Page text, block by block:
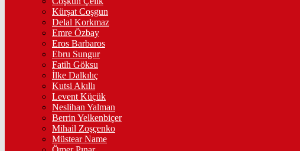
Kürşat Coşgun
Delal Korkmaz
Emre Özbay
Eros Barbaros
Ebru Sungur
Fatih Göksu
İlke Dalkılıç
Kutsi Akıllı
Levent Küçük
Neslihan Yalman
Berrin Yelkenbiçer
Mihail Zoşçenko
Müstear Name